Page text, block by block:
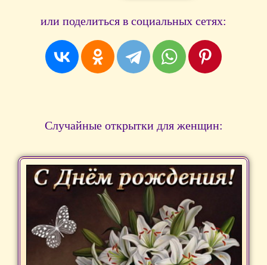
или поделиться в социальных сетях:
Случайные открытки для женщин: